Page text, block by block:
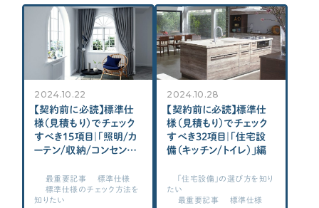
2024.10.22
【契約前に必読】標準仕
様（見積もり）でチェック
すべき15項目｜「照明/カ
ーテン/収納/コンセント」
最重要記事
標準仕様
標準仕様のチェック方法を
知りたい
2024.10.28
【契約前に必読】標準仕
様（見積もり）でチェック
すべき32項目｜「住宅設
備（キッチン/トイレ）」編
「住宅設備」の選び方を知り
たい
最重要記事
標準仕様